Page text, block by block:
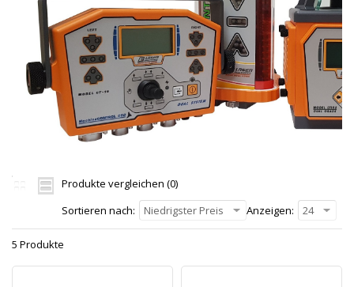
Produkte vergleichen (0)
Sortieren nach:
Niedrigster Preis Anzeigen: 24
5 Produkte